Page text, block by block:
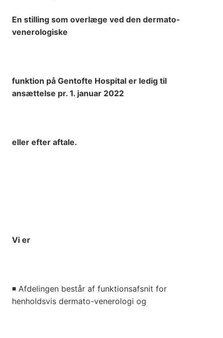
En stilling som overlæge ved den dermato-
venerologiske
funktion på Gentofte Hospital er ledig til
ansættelse pr. 1. januar 2022
eller efter aftale.
Vi er
◾ Afdelingen består af funktionsafsnit for
henholdsvis dermato-venerologi og